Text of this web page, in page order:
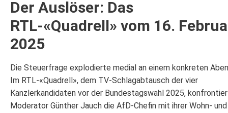
Der Auslöser: Das
RTL-«Quadrell» vom 16.
2025
Die Steuerfrage explodierte medial an einem konkreten
Im RTL-«Quadrell», dem TV-Schlagabtausch der vier
Kanzlerkandidaten vor der Bundestagswahl 2025,
Moderator Günther Jauch die AfD-Chefin mit ihrer Wohn- und